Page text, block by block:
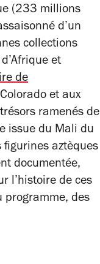
(233 millions
d’un
collections
et
de
et aux
ramenés de
issue du Mali du
figurines aztèques
documentée,
l’histoire de ces
programme, des